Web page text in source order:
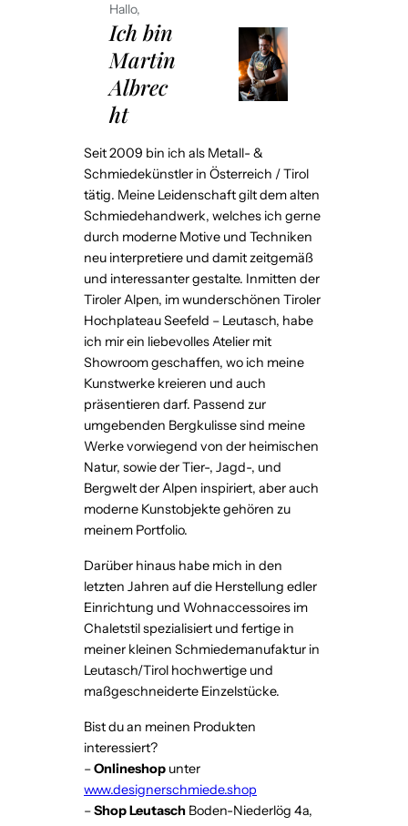
b
r
e
c
h
t
f
ü
r
T
I
R
O
L
W
E
B
U
N
G
:
S
h
e
e
Hallo,
Ich bin
Martin
Albrec
ht
Seit 2009 bin ich als Metall- &
Schmiedekünstler in Österreich / Tirol
tätig. Meine Leidenschaft gilt dem alten
Schmiedehandwerk, welches ich gerne
durch moderne Motive und Techniken
neu interpretiere und damit zeitgemäß
und interessanter gestalte. Inmitten der
Tiroler Alpen, im wunderschönen Tiroler
Hochplateau Seefeld – Leutasch, habe
ich mir ein liebevolles Atelier mit
Showroom geschaffen, wo ich meine
Kunstwerke kreieren und auch
präsentieren darf. Passend zur
umgebenden Bergkulisse sind meine
Werke vorwiegend von der heimischen
Natur, sowie der Tier-, Jagd-, und
Bergwelt der Alpen inspiriert, aber auch
moderne Kunstobjekte gehören zu
meinem Portfolio.
Darüber hinaus habe mich in den
letzten Jahren auf die Herstellung edler
Einrichtung und Wohnaccessoires im
Chaletstil spezialisiert und fertige in
meiner kleinen Schmiedemanufaktur in
Leutasch/Tirol hochwertige und
maßgeschneiderte Einzelstücke.
Bist du an meinen Produkten
interessiert?
–Onlineshop unter
www.designerschmiede.shop
–Shop Leutasch Boden-Niederlög 4a,